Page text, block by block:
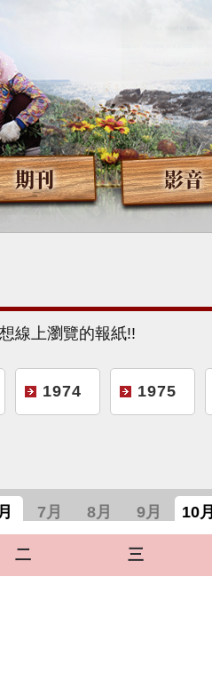
期刊 影音
線上瀏覽的報紙!!
1974 1975
7月 8月 9月 10月
二 三